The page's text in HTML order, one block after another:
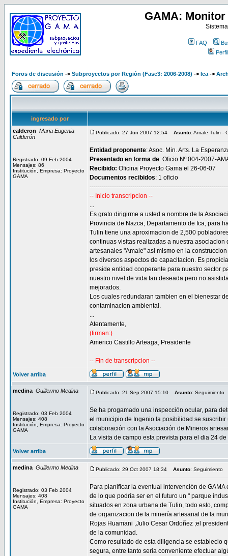
GAMA:
FAQ
Perfil
Foros de discusión -> Subproyectos por Región (Fase3: 2006-2008) -> Ica ->
ingresado por
calderon Maria Eugenia
Calderón
Registrado: 09 Feb 2004
Mensajes: 86
Institución, Empresa: Proyecto
GAMA
Publicado: 27 Jun 2007 12:54 Asunto: Amale Tulin -
Entidad proponente: Asoc. Min. Arts. La
Presentado en forma de: Oficio Nº 004-2007-
Recibido: Oficina Proyecto Gama el 26-06-07
Documentos recibidos: 1 oficio
-- Inicio transcripcion --
...
Es grato dirigirme a usted a nombre de la
Provincia de Nazca, Departamento de Ica, para
Tulin tiene una aproximacion de 2,500
continuas visitas realizadas a nuestra
artesanales "Amale" asi mismo en la
los diversos aspectos de capacitacion. Es
preside entidad cooperante para nuestro sector
nuestro nivel de vida tan deseada pero no
mejorados.
Los cuales redundaran tambien en el bienestar
contaminacion ambiental.
...
Atentamente,
(firman:)
Americo Castillo Arteaga, Presidente
-- Fin de transcripcion --
Volver arriba
medina Guillermo Medina
Registrado: 03 Feb 2004
Mensajes: 408
Institución, Empresa: Proyecto
GAMA
Publicado: 21 Sep 2007 15:10 Asunto: Seguimiento
Se ha progamado una inspección ocular, para
el municipio de Ingenio la posibilidad se
colaboración con la Asociación de Mineros
La visita de campo esta prevista para el dia 24
Volver arriba
medina Guillermo Medina
Registrado: 03 Feb 2004
Mensajes: 408
Institución, Empresa: Proyecto
GAMA
Publicado: 29 Oct 2007 18:34 Asunto: Seguimiento
Para planificar la eventual intervención de
de lo que podría ser en el futuro un " parque
situados en zona urbana de Tulin, todo esto,
de organizacion de la minería artesanal de la
Rojas Huamani ,Julio Cesar Ordoñez ;el
de la comunidad.
Como resultado de esta diligencia se establecio
segura, entre tanto seria conveniente efectuar